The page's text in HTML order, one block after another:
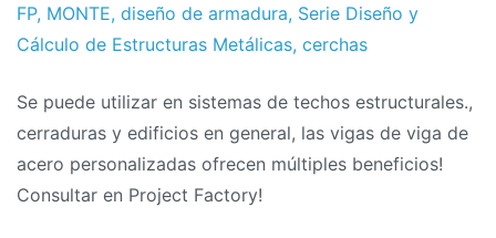
2015
FP, MONTE, diseño de armadura, Serie Diseño y
Cálculo de Estructuras Metálicas, cerchas
Se puede utilizar en sistemas de techos estructurales.,
cerraduras y edificios en general, las vigas de viga de
acero personalizadas ofrecen múltiples beneficios!
Consultar en Project Factory!